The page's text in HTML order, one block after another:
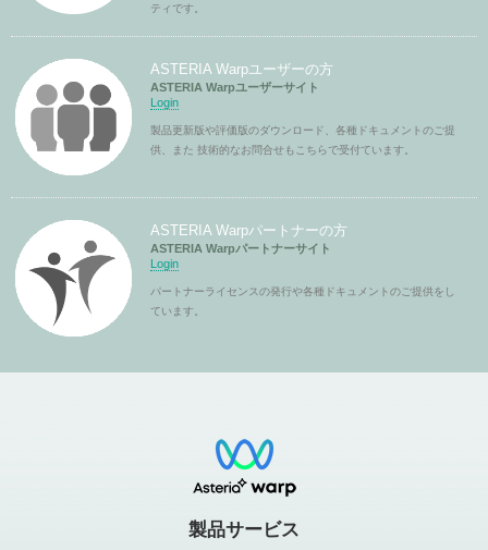
ティです。
ASTERIA Warpユーザーの方
ASTERIA Warpユーザーサイト
Login
製品更新版や評価版のダウンロード、各種ドキュメントのご提
供、また 技術的なお問合せもこちらで受付ています。
ASTERIA Warpパートナーの方
ASTERIA Warpパートナーサイト
Login
パートナーライセンスの発行や各種ドキュメントのご提供をし
ています。
製品サービス